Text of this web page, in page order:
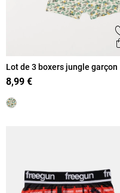
Lot de 3 boxers jungle garçon
8,99 €